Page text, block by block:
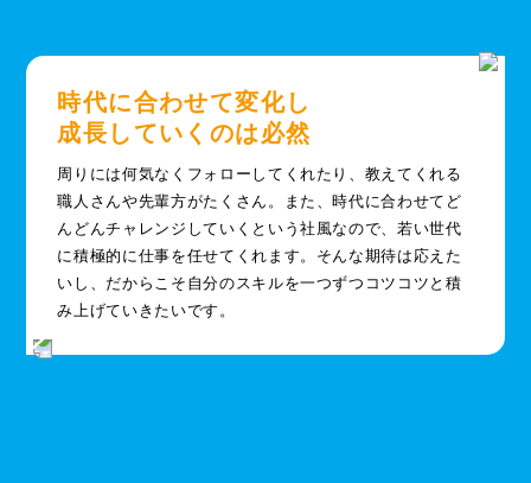
時代に合わせて変化し
成長していくのは必然
周りには何気なくフォローしてくれたり、教えてくれる
職人さんや先輩方がたくさん。また、時代に合わせてど
んどんチャレンジしていくという社風なので、若い世代
に積極的に仕事を任せてくれます。そんな期待は応えた
いし、だからこそ自分のスキルを一つずつコツコツと積
み上げていきたいです。